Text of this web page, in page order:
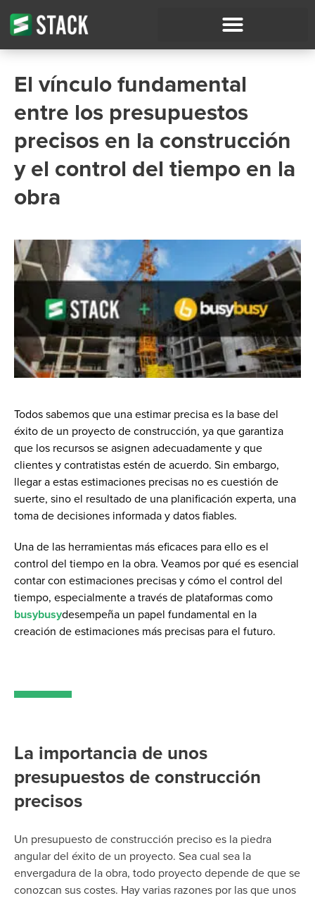
El vínculo fundamental
entre los presupuestos
precisos en la construcción
y el control del tiempo en la
obra
Todos sabemos que una estimar precisa es la base del
éxito de un proyecto de construcción, ya que garantiza
que los recursos se asignen adecuadamente y que
clientes y contratistas estén de acuerdo. Sin embargo,
llegar a estas estimaciones precisas no es cuestión de
suerte, sino el resultado de una planificación experta, una
toma de decisiones informada y datos fiables.
Una de las herramientas más eficaces para ello es el
control del tiempo en la obra. Veamos por qué es esencial
contar con estimaciones precisas y cómo el control del
tiempo, especialmente a través de plataformas como
busybusydesempeña un papel fundamental en la
creación de estimaciones más precisas para el futuro.
La importancia de unos
presupuestos de construcción
precisos
Un presupuesto de construcción preciso es la piedra
angular del éxito de un proyecto. Sea cual sea la
envergadura de la obra, todo proyecto depende de que se
conozcan sus costes. Hay varias razones por las que unos